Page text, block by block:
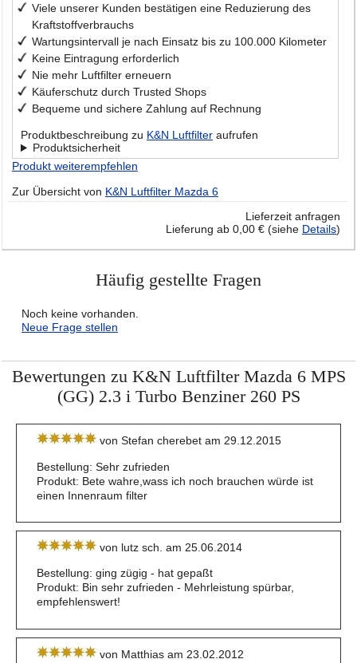
Viele unserer Kunden bestätigen eine Reduzierung des
Kraftstoffverbrauchs
Wartungsintervall je nach Einsatz bis zu 100.000 Kilometer
Keine Eintragung erforderlich
Nie mehr Luftfilter erneuern
Käuferschutz durch Trusted Shops
Bequeme und sichere Zahlung auf Rechnung
Produktbeschreibung zu K&N Luftfilter aufrufen
Produktsicherheit
Produkt weiterempfehlen
Zur Übersicht von K&N Luftfilter Mazda 6
Lieferzeit anfragen
Lieferung ab 0,00 € (siehe Details)
Häufig gestellte Fragen
Noch keine vorhanden.
Neue Frage stellen
Bewertungen zu K&N Luftfilter Mazda 6 MPS
(GG) 2.3 i Turbo Benziner 260 PS
von Stefan cherebet am 29.12.2015
Bestellung: Sehr zufrieden
Produkt: Bete wahre,wass ich noch brauchen würde ist
einen Innenraum filter
von lutz sch. am 25.06.2014
Bestellung: ging zügig - hat gepaßt
Produkt: Bin sehr zufrieden - Mehrleistung spürbar,
empfehlenswert!
von Matthias am 23.02.2012